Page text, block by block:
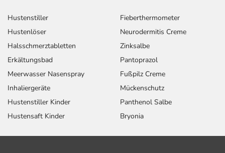
Hustenstiller
Hustenlöser
Halsschmerztabletten
Erkältungsbad
Meerwasser Nasenspray
Inhaliergeräte
Hustenstiller Kinder
Hustensaft Kinder
Fieberthermometer
Neurodermitis Creme
Zinksalbe
Pantoprazol
Fußpilz Creme
Mückenschutz
Panthenol Salbe
Bryonia